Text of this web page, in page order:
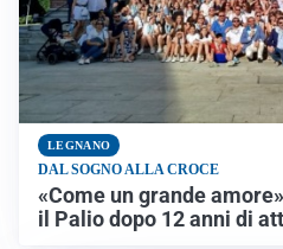
LEGNANO
DAL SOGNO ALLA CROCE
«Come un grande
il Palio dopo 12 anni di